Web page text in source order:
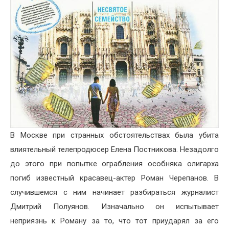
В Москве при странных обстоятельствах была убита
влиятельный телепродюсер Елена Постникова. Незадолго
до этого при попытке ограбления особняка олигарха
погиб известный красавец-актер Роман Черепанов. В
случившемся с ним начинает разбираться журналист
Дмитрий Полуянов. Изначально он испытывает
неприязнь к Роману за то, что тот приударял за его